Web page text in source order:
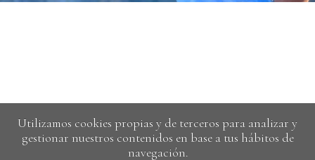
Utilizamos cookies propias y de terceros para analizar y
gestionar nuestros contenidos en base a tus hábitos de
navegación.